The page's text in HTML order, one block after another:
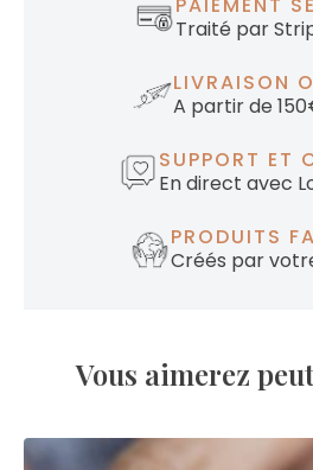
Traité par
LIVRAISON
A partir de
SUPPORT ET
En direct avec
PRODUITS
Créés par
Vous aimerez